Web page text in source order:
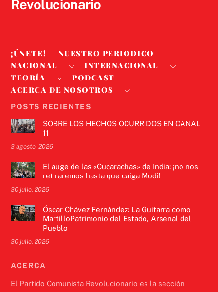
Revolucionario
¡ÚNETE!
NUESTRO PERIODICO
NACIONAL
INTERNACIONAL
TEORÍA
PODCAST
ACERCA DE NOSOTROS
POSTS RECIENTES
SOBRE LOS HECHOS OCURRIDOS EN CANAL
11
3 agosto, 2026
El auge de las «Cucarachas» de India: ¡no nos
retiraremos hasta que caiga Modi!
30 julio, 2026
Óscar Chávez Fernández: La Guitarra como
MartilloPatrimonio del Estado, Arsenal del
Pueblo
30 julio, 2026
ACERCA
El Partido Comunista Revolucionario es la sección